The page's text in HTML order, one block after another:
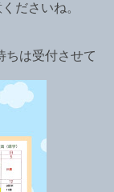
ださいね。
ちは受付させて